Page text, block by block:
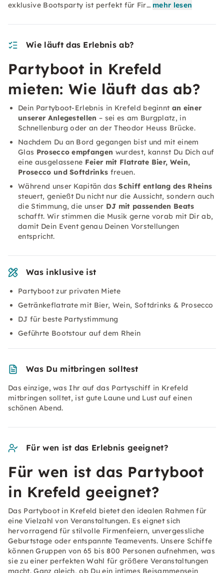
exklusive Bootsparty ist perfekt für Fir… mehr lesen
Wie läuft das Erlebnis ab?
Partyboot in Krefeld
mieten: Wie läuft das ab?
Dein Partyboot-Erlebnis in Krefeld beginnt an einer
unserer Anlegestellen – sei es am Burgplatz, in
Schnellenburg oder an der Theodor Heuss Brücke.
Nachdem Du an Bord gegangen bist und mit einem
Glas Prosecco empfangen wurdest, kannst Du Dich auf
eine ausgelassene Feier mit Flatrate Bier, Wein,
Prosecco und Softdrinks freuen.
Während unser Kapitän dasSchiff entlang des Rheins
steuert, genießt Du nicht nur die Aussicht, sondern auch
die Stimmung, die unser DJ mit passenden Beats
schafft. Wir stimmen die Musik gerne vorab mit Dir ab,
damit Dein Event genau Deinen Vorstellungen
entspricht.
Was inklusive ist
Partyboot zur privaten Miete
Getränkeflatrate mit Bier, Wein, Softdrinks & Prosecco
DJ für beste Partystimmung
Geführte Bootstour auf dem Rhein
Was Du mitbringen solltest
Das einzige, was Ihr auf das Partyschiff in Krefeld
mitbringen solltet, ist gute Laune und Lust auf einen
schönen Abend.
Für wen ist das Erlebnis geeignet?
Für wen ist das Partyboot
in Krefeld geeignet?
Das Partyboot in Krefeld bietet den idealen Rahmen für
eine Vielzahl von Veranstaltungen. Es eignet sich
hervorragend für stilvolle Firmenfeiern, unvergessliche
Geburtstage oder entspannte Teamevents. Unsere Schiffe
können Gruppen von 65 bis 800 Personen aufnehmen, was
sie zu einer perfekten Wahl für größere Veranstaltungen
macht. Ganz gleich, ob Du ein intimes Beisammensein